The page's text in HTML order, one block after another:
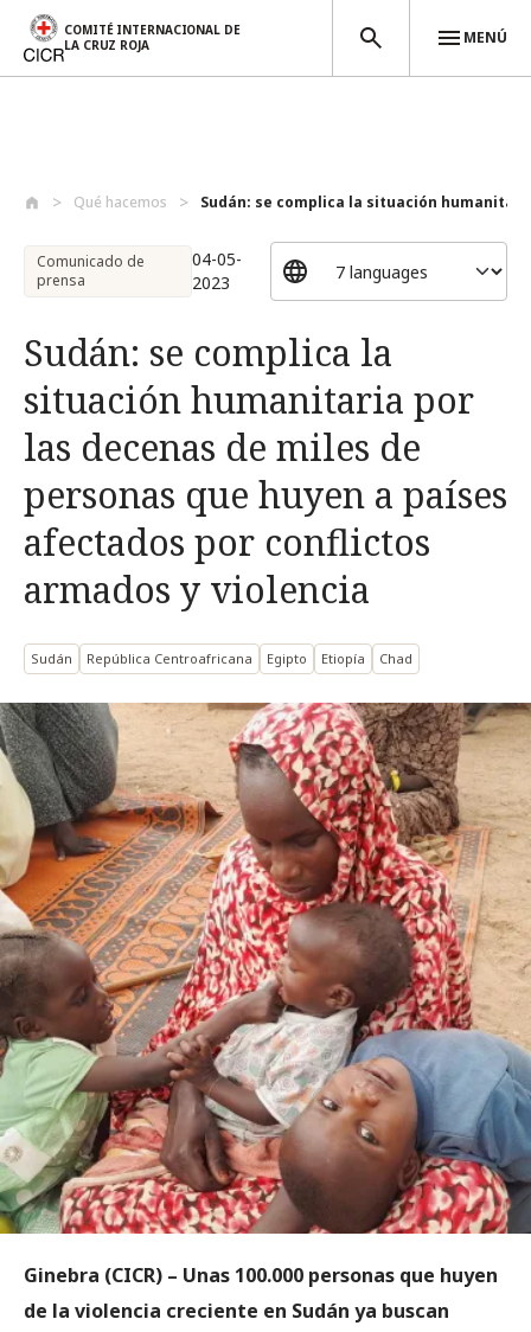
COMITÉ INTERNACIONAL DE
LA CRUZ ROJA
MENÚ
Qué hacemos Sudán: se complica la situación humanita...
Comunicado de
prensa
04-05-
2023
Sudán: se complica la
situación humanitaria por
las decenas de miles de
personas que huyen a países
afectados por conflictos
armados y violencia
Sudán República Centroafricana Egipto Etiopía Chad
Ginebra (CICR) – Unas 100.000 personas que huyen
de la violencia creciente en Sudán ya buscan